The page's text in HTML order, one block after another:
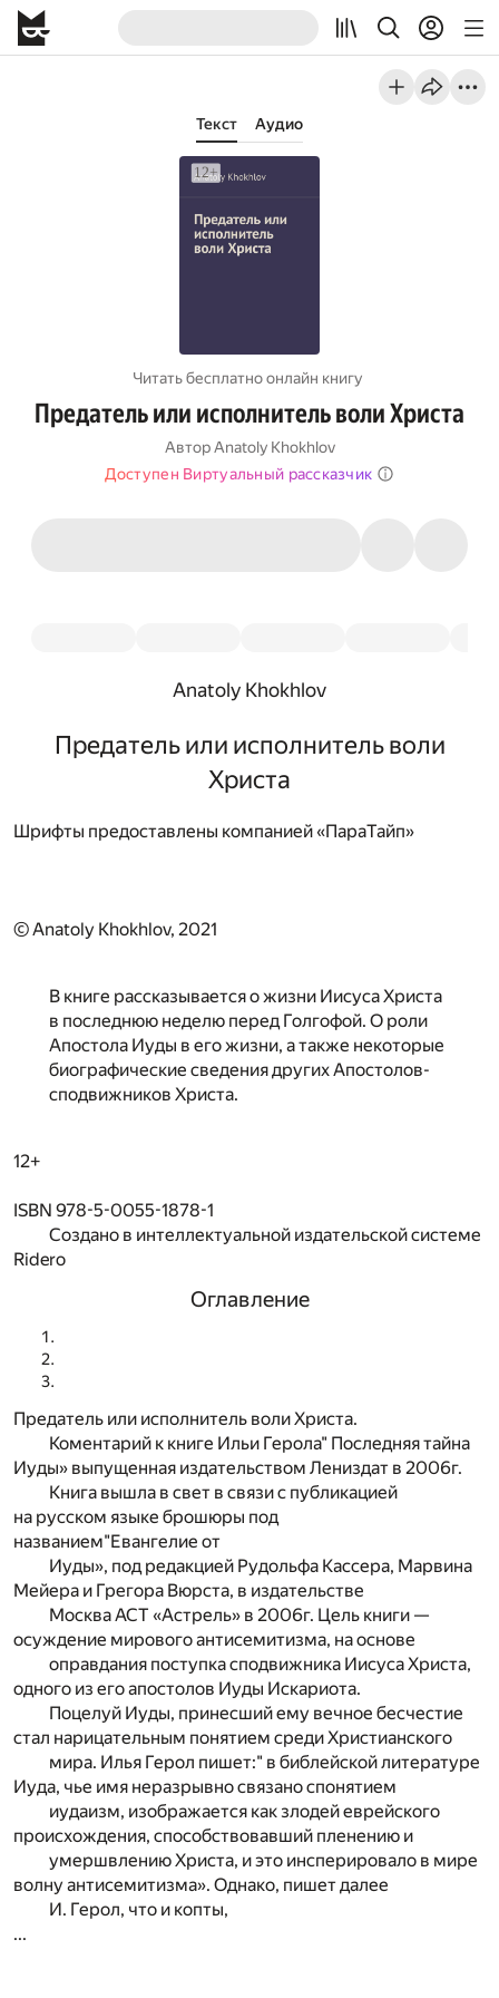
Текст Аудио
Читать бесплатно онлайн книгу
Предатель или исполнитель воли Христа
Автор Anatoly Khokhlov
Доступен Виртуальный рассказчик
Anatoly Khokhlov
Предатель или исполнитель воли
Христа
Шрифты предоставлены компанией «ПараТайп»
© Anatoly Khokhlov, 2021
В книге рассказывается о жизни Иисуса Христа
в последнюю неделю перед Голгофой. О роли
Апостола Иуды в его жизни, а также некоторые
биографические сведения других Апостолов-
сподвижников Христа.
12+
ISBN 978-5-0055-1878-1
Создано в интеллектуальной издательской системе
Ridero
Оглавление
Предатель или исполнитель воли Христа.
Коментарий к книге Ильи Герола" Последняя тайна
Иуды» выпущенная издательством Лениздат в 2006г.
Книга вышла в свет в связи с публикацией
на русском языке брошюры под
названием"Евангелие от
Иуды», под редакцией Рудольфа Кассера, Марвина
Мейера и Грегора Вюрста, в издательстве
Москва АСТ «Астрель» в 2006г. Цель книги —
осуждение мирового антисемитизма, на основе
оправдания поступка сподвижника Иисуса Христа,
одного из его апостолов Иуды Искариота.
Поцелуй Иуды, принесший ему вечное бесчестие
стал нарицательным понятием среди Христианского
мира. Илья Герол пишет:" в библейской литературе
Иуда, чье имя неразрывно связано спонятием
иудаизм, изображается как злодей еврейского
происхождения, способствовавший пленению и
умершвлению Христа, и это инсперировало в мире
волну антисемитизма». Однако, пишет далее
И. Герол, что и копты,
...